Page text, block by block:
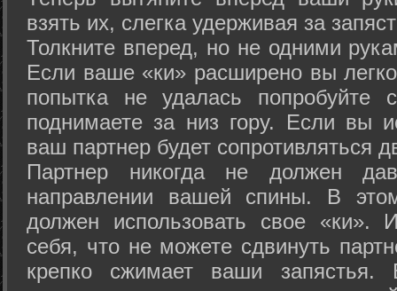
взять их, слегка удерживая за
Толкните вперед, но не одними
Если ваше «ки» расширено вы
попытка не удалась попробуйте
поднимаете за низ гору. Если вы
ваш партнер будет сопротивляться
Партнер никогда не должен
направлении вашей спины. В
должен использовать свое «ки».
себя, что не можете сдвинуть
крепко сжимает ваши запястья.